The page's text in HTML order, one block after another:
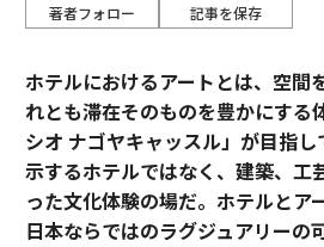
著者フォロー 記事を保存
ホテルにおけるアートとは、空間
れとも滞在そのものを豊かにする
シオ ナゴヤキャッスル」が目指
示するホテルではなく、建築、工
った文化体験の場だ。ホテルとア
日本ならではのラグジュアリーの